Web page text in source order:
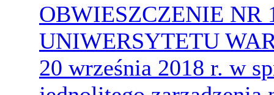
OBWIESZCZENIE NR
UNIWERSYTETU
20 września 2018 r. w